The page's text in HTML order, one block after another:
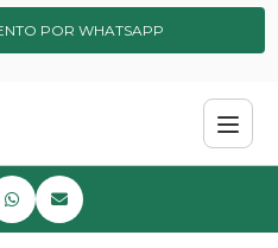
POR WHATSAPP